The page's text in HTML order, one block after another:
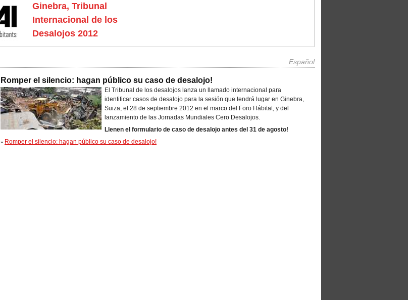
Ginebra, Tribunal
Internacional de los
Desalojos 2012
Español
Romper el silencio: hagan público su caso de desalojo!
El Tribunal de los desalojos lanza un llamado internacional para
identificar casos de desalojo para la sesión que tendrá lugar en Ginebra,
Suiza, el 28 de septiembre 2012 en el marco del Foro Hábitat, y del
lanzamiento de las Jornadas Mundiales Cero Desalojos.
Llenen el formulario de caso de desalojo antes del 31 de agosto!
» Romper el silencio: hagan público su caso de desalojo!